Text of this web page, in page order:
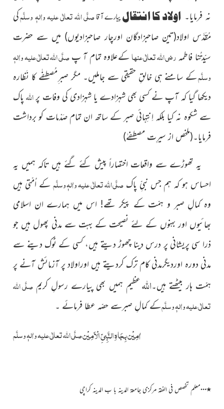
نہ فرمایا۔ اولاد کا انتقالپیارے آقاصلَّی اللہ تعالٰی علیہ واٰلہٖ وسلَّمکی
مُقَدَّس اولاد(تین صاحبزادگان اورچار صاحبزادیوں) میں سے حضرت
سیّدتُنا فاطمہ رضی اللہ تعالٰی عنہاکےعلاوہ تمام آ پصلَّی اللہ تعالٰی علیہ واٰلہٖ
وسلَّمکے سامنے ہی خالقِ حقیقی سے جاملیں۔ مگر صبر ِمُصطفٰے کا نَظارہ
دیکھا گیا کہ آپ نے کسی بھی شہزادے یا شہزادی کی وفات پراللہپاک
سے شکوہ نہ کیا بلکہ اِنتِہائی صبر کے ساتھ ان تمام صَدْمات کو برداشت
فرمایا۔(ملخص از سیرِت مصطفےٰ)
یہ تھوڑے سے واقعات اختصاراً پیش کئے گئے ہیں تاکہ ہمیں یہ
احساس ہو کہ ہم جس نبیِّ پاک صلَّی اللہ تعالٰی علیہ واٰلہٖ وسلَّمکے اُمّتی ہیں
وہ کمالِ صبر و ہمّت کے پیکر تھے! اس میں ہمارے ان اسلامی
بھائیوں اور بہنوں کے لئے نصیحت کے بہت سے مدنی پھول ہیں جو
ذرا سی پریشانی پر درس دینا چھوڑ دیتے ہیں، کسی کے ٹوک دینے سے
مدنی دورہ اوردیگرمدنی کام ترک کردیتے ہیں اوراولاد پر آزمائش آنے پر
ہمّت ہار بیٹھتے ہیں۔اللہ عظیم ہمیں بھی پیارے رسولِ کریم صلَّی اللہ
تعالٰی علیہ واٰلہٖ وسلَّمکے کمالِ صبرسے حصّہ عطا فرمائے ۔
اٰمِیْن بِجَاہِ النَّبِیِّ الْاَمِیْنصلَّی اللہ تعالٰی علیہ واٰلہٖ وسلَّم
٭…معلم تخصص فی الفقہ مرکزی جامعۃ المدینہ با ب المدینہ کراچی